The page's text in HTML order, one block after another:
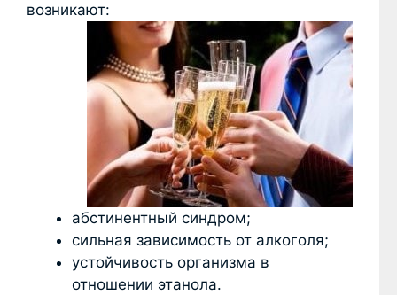
возникают:
абстинентный синдром;
сильная зависимость от алкоголя;
устойчивость организма в
отношении этанола.